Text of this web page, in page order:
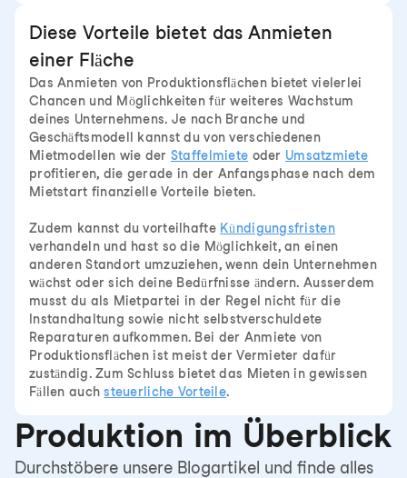
Diese Vorteile bietet das Anmieten
einer Fläche
Das Anmieten von Produktionsflächen bietet vielerlei
Chancen und Möglichkeiten für weiteres Wachstum
deines Unternehmens. Je nach Branche und
Geschäftsmodell kannst du von verschiedenen
Mietmodellen wie der Staffelmiete oder Umsatzmiete
profitieren, die gerade in der Anfangsphase nach dem
Mietstart finanzielle Vorteile bieten.
Zudem kannst du vorteilhafte Kündigungsfristen
verhandeln und hast so die Möglichkeit, an einen
anderen Standort umzuziehen, wenn dein Unternehmen
wächst oder sich deine Bedürfnisse ändern. Ausserdem
musst du als Mietpartei in der Regel nicht für die
Instandhaltung sowie nicht selbstverschuldete
Reparaturen aufkommen. Bei der Anmiete von
Produktionsflächen ist meist der Vermieter dafür
zuständig. Zum Schluss bietet das Mieten in gewissen
Fällen auchsteuerliche Vorteile.
Produktion im Überblick
Durchstöbere unsere Blogartikel und finde alles